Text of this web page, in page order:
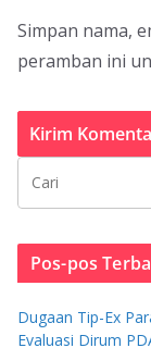
Simpan nama,
peramban ini
Pos-pos
Dugaan Tip-Ex
Evaluasi Dirum